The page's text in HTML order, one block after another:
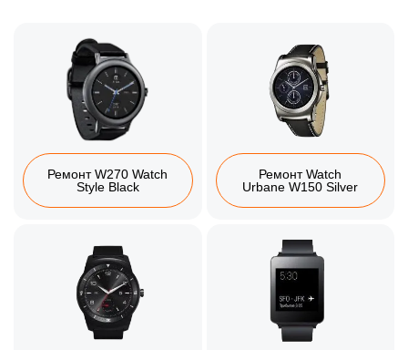
Ремонт W270 Watch
Style Black
Ремонт Watch
Urbane W150 Silver